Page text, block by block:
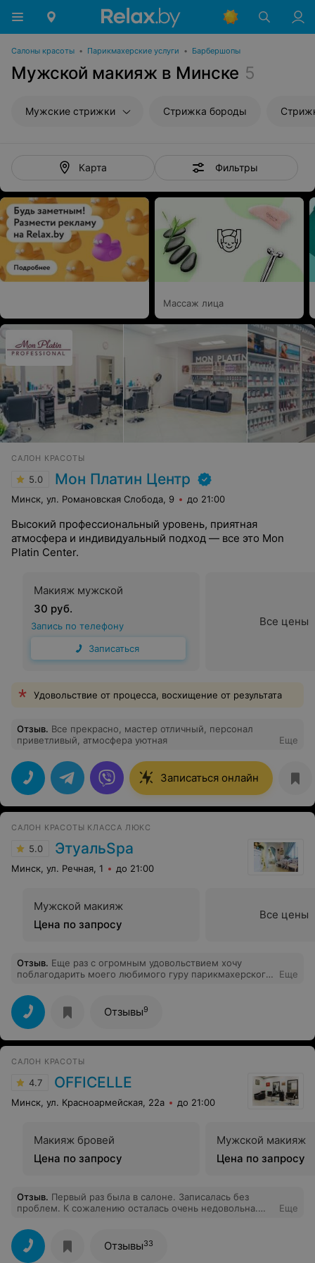
Салоны красоты • Парикмахерские услуги • Барбершопы
Мужской макияж в Минске 5
Мужские стрижки Стрижка бороды
Карта Фильтры
Массаж лица
САЛОН КРАСОТЫ
5.0 Мон Платин Центр
Минск, ул. Романовская Слобода, 9 до 21:00
Высокий профессиональный уровень, приятная
атмосфера и индивидуальный подход — все это Mon
Platin Center.
Макияж мужской
30 руб.
Запись по телефону
Записаться
Все цены
Удовольствие от процесса, восхищение от результата
Отзыв. Все прекрасно, мастер отличный, персонал
приветливый, атмосфера уютная
Еще
Записаться онлайн
САЛОН КРАСОТЫ КЛАССА ЛЮКС
5.0 ЭтуальSpa
Минск, ул. Речная, 1 до 21:00
Мужской макияж
Цена по запросу
Все цены
Отзыв. Еще раз с огромным удовольствием хочу
поблагодарить моего любимого гуру парикмахерского
был экспромт, который как и ожидалось, оказался
совершенным!) спасибо за подаренные ощущения
полета, игривости весны-лета, и как всегда за теплоту
приема, а также за понимание наших необозначенных
женских желаний!!)) Вы как всегда все умнички!!!!
Еще
Отзывы9
САЛОН КРАСОТЫ
4.7 OFFICELLE
Минск, ул. Красноармейская, 22а до 21:00
Макияж бровей
Цена по запросу
Мужской макияж
Цена по запросу
Отзыв. Первый раз была в салоне. Записалась без
проблем. К сожалению осталась очень недовольна.
маникюра. Маникюр делали 1.45, из-за того что
пришлось покрывать лаком не один раз, чтобы было
более менее ровно и аккуратно. Обычно такое
Еще
Отзывы33